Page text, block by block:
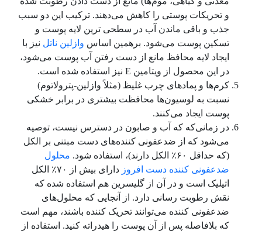
و تحریکات پوستی را کاهش ‌می‌‌دهند. ترکیب این دو سبب
جذب و باقی ماندن آب در سطحی ترین لایه پوست و
تسکین پوست می‌‌شود. برهمین اساس وازلین ناتل نیز با
ایجاد لایه محافظ مانع از دست رفتن آب پوست ‌می‌‌شود،
در این محصول از ویتامین E نیز استفاده شده است.
کرم‌‌ها و پماد‌های چرب غلیظ (مثلاً وازلین-پترولاتوم)
نسبت به لوسیون‌ها محافظت بیشتری در برابر خشکی
پوست ایجاد ‌می‌‌کنند.
در زمانی‌که که آب و صابون در دسترس نیست، توصیه
‌می‌‌شود که از ضدعفونی کننده‌‌های دست مبتنی بر الکل
(که حداقل ۶۰٪ الکل دارند)، استفاده شود.
محلول
ضدعفونی کننده دست افروز
دارای بیش از ۷۰٪ الکل
اتیلیک است و در آن از گلیسرین هم استفاده شده که
نقش رطوبت رسانی دارد. از آنجایی که محلول‌‌های
ضدعفونی کننده ‌می‌‌توانند تحریک کننده باشند، مهم است
که بلافاصله پس از آن پوست را هیدراته کنید. استفاده از